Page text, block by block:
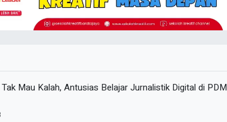
Mau Kalah, Antusias Belajar Jurnalistik Digital di PDM